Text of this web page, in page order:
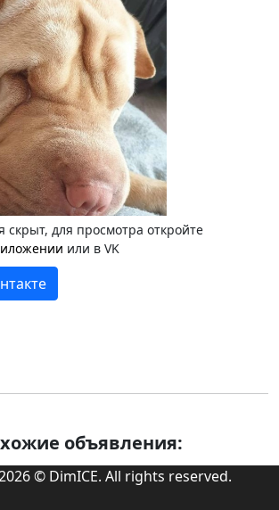
скрыт, для просмотра откройте
или в VK
объявления:
© DimICE. All rights reserved.